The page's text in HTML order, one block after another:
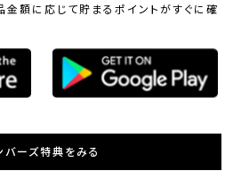
額に応じて貯まるポイントがすぐに確
バーズ特典をみる